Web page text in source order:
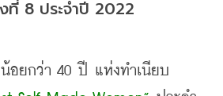
ที่ 8 ประจำปี 2022
อยกว่า 40 ปี แห่งทำเนียบ